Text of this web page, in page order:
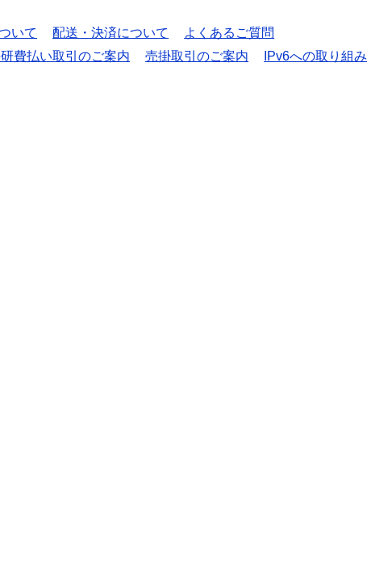
いて 配送・決済について
よくあるご質問
費払い取引のご案内 売掛取引のご案内
IPv6への取り組み